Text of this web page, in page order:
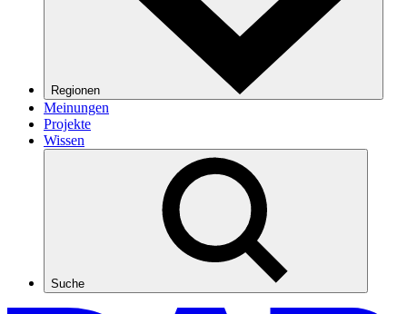
Regionen
Meinungen
Projekte
Wissen
Suche